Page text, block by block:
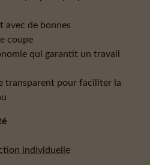
avec de bonnes
coupe
qui garantit un travail
transparent pour faciliter la
individuelle